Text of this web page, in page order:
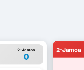
2-Jamoa
0
2-Jamoa